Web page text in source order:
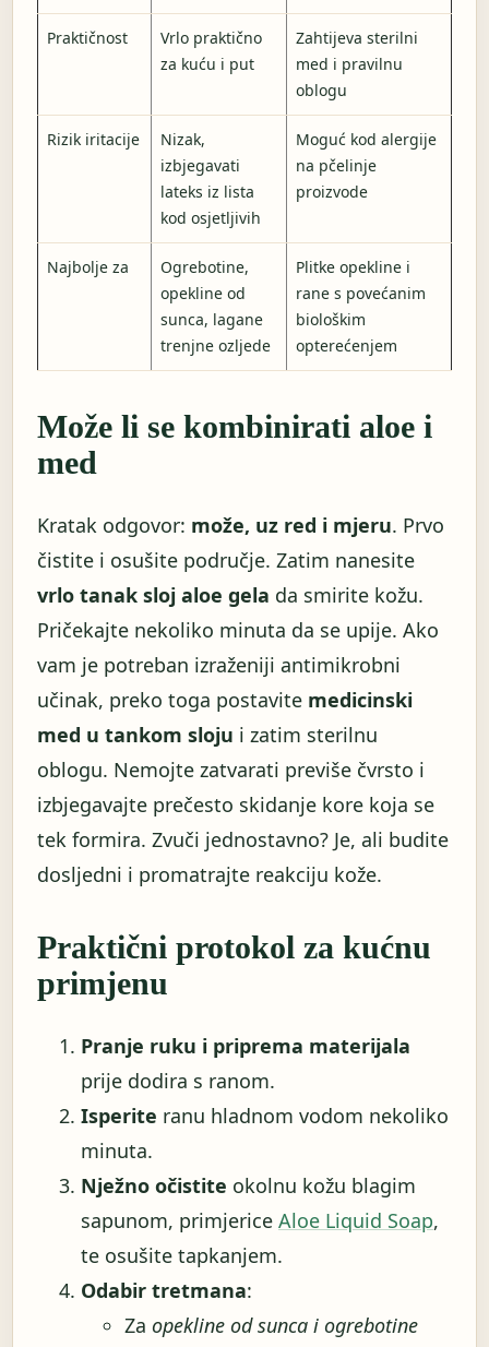
Praktičnost
Vrlo praktično
za kuću i put
Zahtijeva sterilni
med i pravilnu
oblogu
Rizik iritacije
Nizak,
izbjegavati
lateks iz lista
kod osjetljivih
Moguć kod alergije
na pčelinje
proizvode
Najbolje za
Ogrebotine,
opekline od
sunca, lagane
trenjne ozljede
Plitke opekline i
rane s povećanim
biološkim
opterećenjem
Može li se kombinirati aloe i
med
Kratak odgovor: može, uz red i mjeru. Prvo
čistite i osušite područje. Zatim nanesite
vrlo tanak sloj aloe gela da smirite kožu.
Pričekajte nekoliko minuta da se upije. Ako
vam je potreban izraženiji antimikrobni
učinak, preko toga postavite medicinski
med u tankom sloju i zatim sterilnu
oblogu. Nemojte zatvarati previše čvrsto i
izbjegavajte prečesto skidanje kore koja se
tek formira. Zvuči jednostavno? Je, ali budite
dosljedni i promatrajte reakciju kože.
Praktični protokol za kućnu
primjenu
Pranje ruku i priprema materijala
prije dodira s ranom.
Isperite ranu hladnom vodom nekoliko
minuta.
Nježno očistite okolnu kožu blagim
sapunom, primjerice Aloe Liquid Soap,
te osušite tapkanjem.
Odabir tretmana:
Za opekline od sunca i ogrebotine